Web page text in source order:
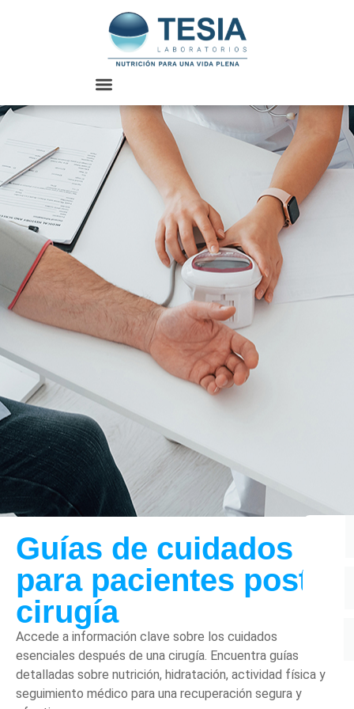
Guías de cuidados
para pacientes post
cirugía
Accede a información clave sobre los cuidados
esenciales después de una cirugía. Encuentra guías
detalladas sobre nutrición, hidratación, actividad física y
seguimiento médico para una recuperación segura y